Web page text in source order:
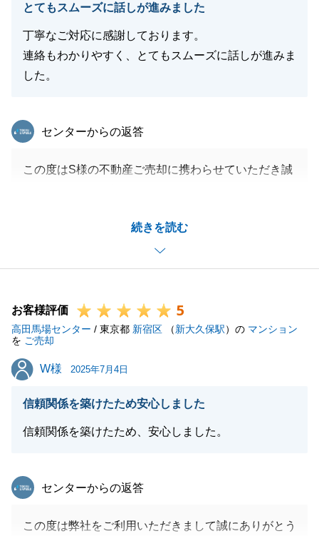
とてもスムーズに話しが進みました
丁寧なご対応に感謝しております。
連絡もわかりやすく、とてもスムーズに話しが進みま
した。
続きを読む
東急リバブル
センターからの返答
この度はS様の不動産ご売却に携わらせていただき誠
のおかげで無事お取引を完了することができました。
重ねてお礼申し上げます。
今後とも末永いお付き合いをどうぞよろしくお願い申
お客様評価 5
高田馬場センター / 東京都 新宿区 （新大久保駅）の マンション
を ご売却
W様
W様 2025年7月4日
信頼関係を築けたため安心しました
信頼関係を築けたため、安心しました。
東急リバブル
センターからの返答
この度は弊社をご利用いただきまして誠にありがとう